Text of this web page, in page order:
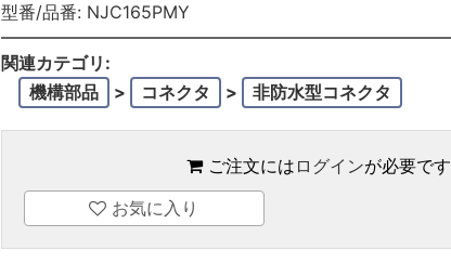
型番/品番: NJC165PMY
関連カテゴリ:
機構部品
> コネクタ > 非防水型コネクタ
ご注文には ログインが必要です
お気に入り